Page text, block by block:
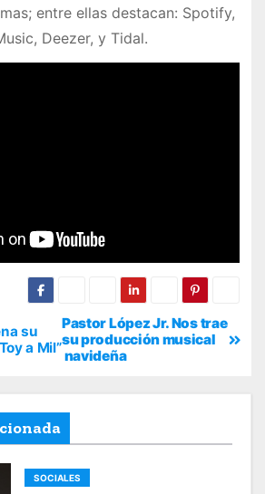
entre ellas destacan: Spotify,
Deezer, y Tidal.
Pastor López Jr. Nos trae
su producción musical
navideña
su
a Mil”
SOCIALES